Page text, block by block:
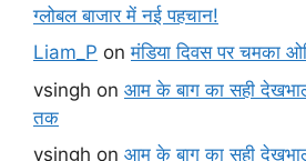
ग्लोबल बाजार में नई पहचान!
Liam_P onमंडिया दिवस पर चमका
vsingh on आम के बाग का सही
तक
vsingh on आम के बाग का सही